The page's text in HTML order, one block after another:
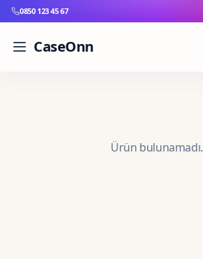
0850 123 45 67
CaseOnn
Ürün bulunamadı.